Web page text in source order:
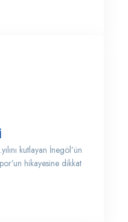
kutlayan İnegöl’ün
hikayesine dikkat